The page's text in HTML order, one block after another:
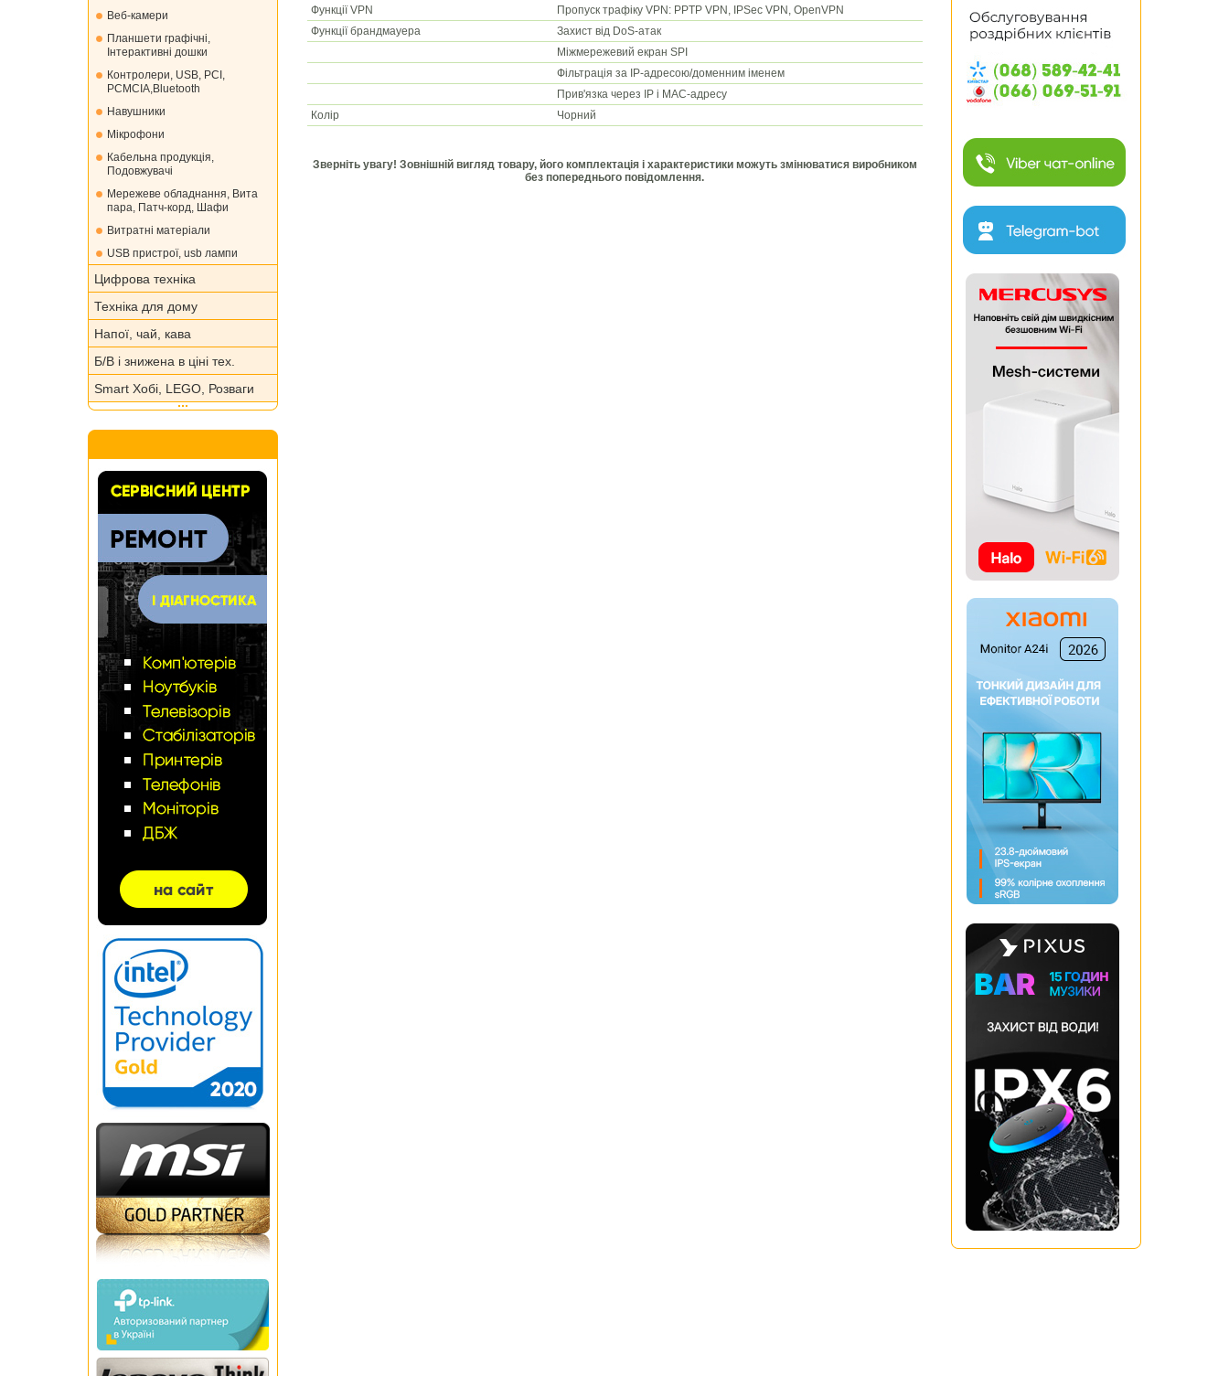
Веб-камери
Планшети графічні,
Інтерактивні дошки
Контролери, USB, PCI,
PCMCIA,Bluetooth
Навушники
Мікрофони
Кабельна продукція,
Подовжувачі
Мережеве обладнання, Вита
пара, Патч-корд, Шафи
Витратні матеріали
USB пристрої, usb лампи
Цифрова техніка
Техніка для дому
Напої, чай, кава
Б/В і знижена в ціні тех.
Smart Хобі, LEGO, Розваги
Функції VPN
Пропуск трафіку VPN: PPTP VPN, IPSec VPN, OpenVPN
Функції брандмауера
Захист від DoS-атак
Міжмережевий екран SPI
Фільтрація за IP-адресою/доменним іменем
Прив'язка через IP і MAC-адресу
Колір
Чорний
Зверніть увагу! Зовнішній вигляд товару, його комплектація і характеристики можуть змінюватися виробником
без попереднього повідомлення.